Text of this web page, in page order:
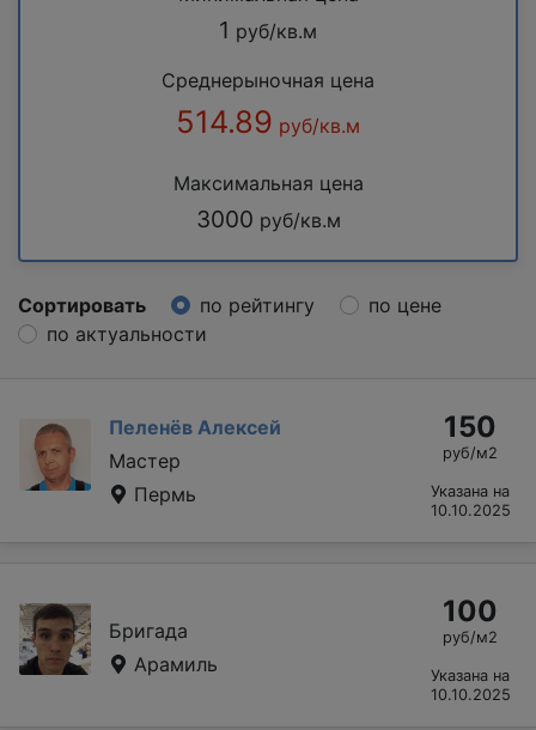
1 руб/кв.м
Среднерыночная цена
514.89 руб/кв.м
Максимальная цена
3000 руб/кв.м
Сортировать по рейтингу
по цене
по актуальности
Пеленёв Алексей
Мастер
Пермь
150
руб/м2
Указана на
10.10.2025
Бригада
Арамиль
100
руб/м2
Указана на
10.10.2025